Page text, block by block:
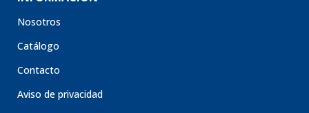
Nosotros
Catálogo
Contacto
Aviso de privacidad